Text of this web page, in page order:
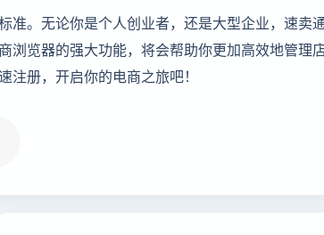
准。无论你是个人创业者，还是大型企业，速卖
览器的强大功能，将会帮助你更加高效地管理店
册，开启你的电商之旅吧！